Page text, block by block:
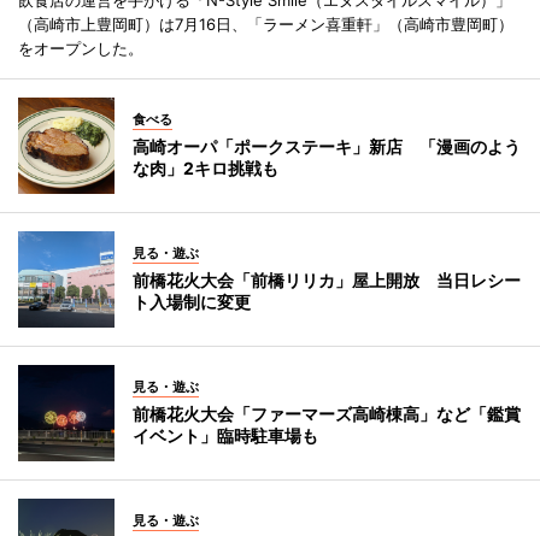
（高崎市上豊岡町）は7月16日、「ラーメン喜重軒」（高崎市豊岡町）
をオープンした。
食べる
高崎オーパ「ポークステーキ」新店 「漫画のよう
な肉」2キロ挑戦も
見る・遊ぶ
前橋花火大会「前橋リリカ」屋上開放 当日レシー
ト入場制に変更
見る・遊ぶ
前橋花火大会「ファーマーズ高崎棟高」など「鑑賞
イベント」臨時駐車場も
見る・遊ぶ